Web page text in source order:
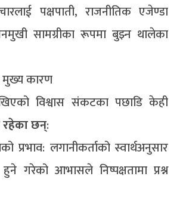
पक्षपाती, राजनीतिक एजेण्डा
सामग्रीका रूपमा बुझ्न थालेका
मुख्य कारण
विश्वास संकटका पछाडि केही
छन्:
प्रभाव: लगानीकर्ताको स्वार्थअनुसार
गरेको आभासले निष्पक्षतामा प्रश्न